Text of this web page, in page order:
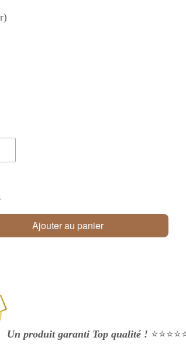
Ajouter au panier
Un produit garanti Top qualité !